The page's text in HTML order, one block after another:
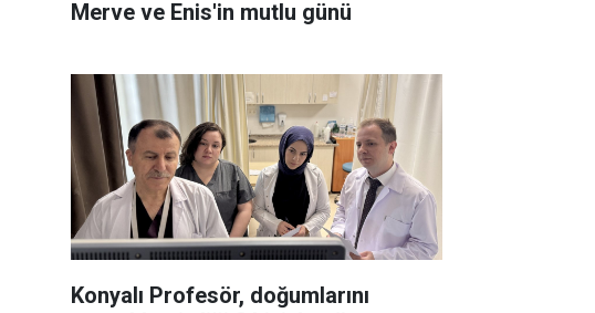
Merve ve Enis'in mutlu günü
Konyalı Profesör, doğumlarını